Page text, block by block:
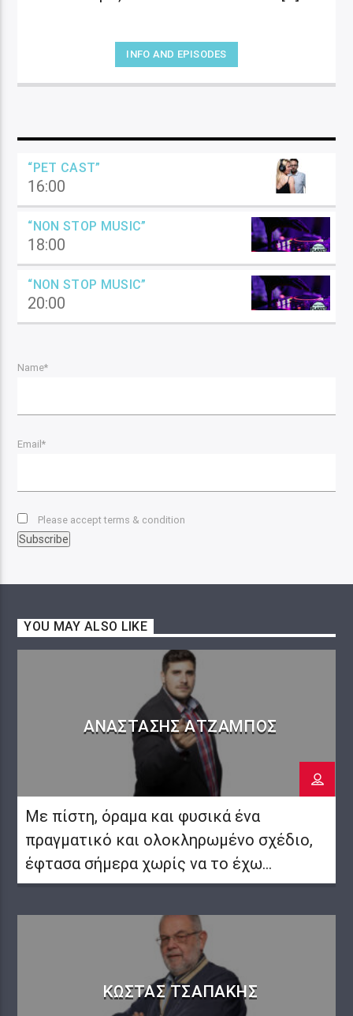
INFO AND EPISODES
“PET CAST”
16:00
“NON STOP MUSIC”
18:00
“NON STOP MUSIC”
20:00
Name*
Email*
Please accept terms & condition
YOU MAY ALSO LIKE
ΑΝΑΣΤΆΣΗΣ ΑΤΖΆΜΠΟΣ
Με πίστη, όραμα και φυσικά ένα
πραγματικό και ολοκληρωμένο σχέδιο,
έφτασα σήμερα χωρίς να το έχω
καταλάβει, να είμαι ο ιδιοκτήτης του
πρώτου διαδικτυακού ραδιοφωνικού
σταθμού στην Αττική. Ενός
ολοκληρωμένου σταθμού, που κρατάει
την ισορροπία ανάμεσα στην ενημέρωση
και την ψυχαγωγία των ακροατών του.
ΚΏΣΤΑΣ ΤΣΑΠΆΚΗΣ